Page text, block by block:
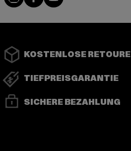
KOSTENLOSE RETOURE
TIEFPREISGARANTIE
SICHERE BEZAHLUNG